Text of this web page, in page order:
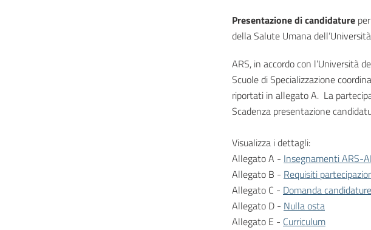
Presentazione di candidature
della Salute Umana
ARS, in accordo con l’Università
Scuole di Specializzazione
riportati in allegato A. La
Scadenza presentazione
Visualizza i dettagli:
Allegato A - Insegnamenti ARS-
Allegato B - Requisiti
Allegato C - Domanda candidature
Allegato D - Nulla osta
Allegato E - Curriculum